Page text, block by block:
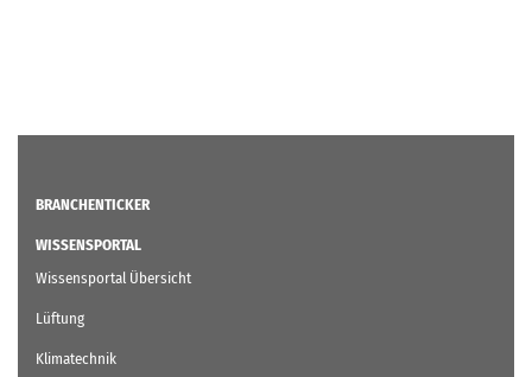
BRANCHENTICKER
WISSENSPORTAL
Wissensportal Übersicht
Lüftung
Klimatechnik